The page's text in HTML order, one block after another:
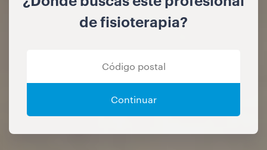
de fisioterapia?
Continuar